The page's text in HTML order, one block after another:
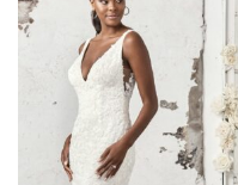
verlanglijst